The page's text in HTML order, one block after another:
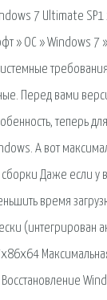
7 Ultimate
» OC » Windows
Перед вами
теперь
А вот
Даже если у
время
(интегрирован
Восстановление